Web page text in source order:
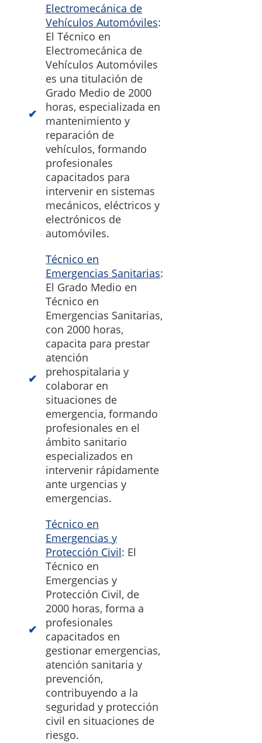
Electromecánica de
Vehículos Automóviles:
El Técnico en
Electromecánica de
Vehículos Automóviles
es una titulación de
Grado Medio de 2000
horas, especializada en
mantenimiento y
reparación de
vehículos, formando
profesionales
capacitados para
intervenir en sistemas
mecánicos, eléctricos y
electrónicos de
automóviles.
Técnico en
Emergencias Sanitarias:
El Grado Medio en
Técnico en
Emergencias Sanitarias,
con 2000 horas,
capacita para prestar
atención
prehospitalaria y
colaborar en
situaciones de
emergencia, formando
profesionales en el
ámbito sanitario
especializados en
intervenir rápidamente
ante urgencias y
emergencias.
Técnico en
Emergencias y
Protección Civil: El
Técnico en
Emergencias y
Protección Civil, de
2000 horas, forma a
profesionales
capacitados en
gestionar emergencias,
atención sanitaria y
prevención,
contribuyendo a la
seguridad y protección
civil en situaciones de
riesgo.